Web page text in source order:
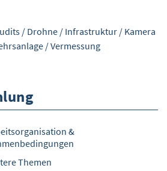
/ Drohne / Infrastruktur / Kamera
/Vermessung
&
Themen